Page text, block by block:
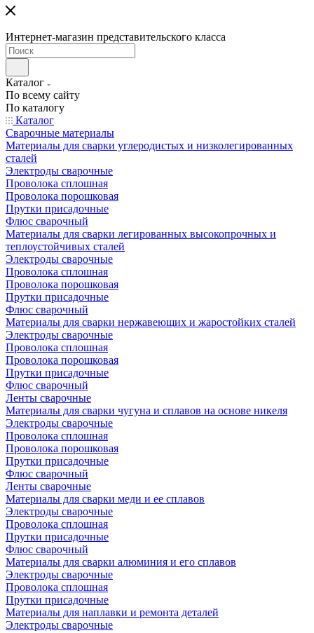
Интернет-магазин представительского класса
Каталог
По всему сайту
По каталогу
Каталог
Сварочные материалы
Материалы для сварки углеродистых и низколегированных
сталей
Электроды сварочные
Проволока сплошная
Проволока порошковая
Прутки присадочные
Флюс сварочный
Материалы для сварки легированных высокопрочных и
теплоустойчивых сталей
Электроды сварочные
Проволока сплошная
Проволока порошковая
Прутки присадочные
Флюс сварочный
Материалы для сварки нержавеющих и жаростойких сталей
Электроды сварочные
Проволока сплошная
Проволока порошковая
Прутки присадочные
Флюс сварочный
Ленты сварочные
Материалы для сварки чугуна и сплавов на основе никеля
Электроды сварочные
Проволока сплошная
Проволока порошковая
Прутки присадочные
Флюс сварочный
Ленты сварочные
Материалы для сварки меди и ее сплавов
Электроды сварочные
Проволока сплошная
Прутки присадочные
Флюс сварочный
Материалы для сварки алюминия и его сплавов
Электроды сварочные
Проволока сплошная
Прутки присадочные
Материалы для наплавки и ремонта деталей
Электроды сварочные